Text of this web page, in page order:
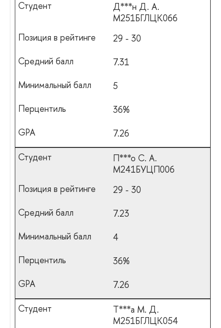
Д***н Д. А.
М251БГЛЦК066
29 - 30
7.31
5
36%
7.26
П***о С. А.
М241БУЦП006
29 - 30
7.23
4
36%
7.26
Т***а М. Д.
М251БГЛЦК054